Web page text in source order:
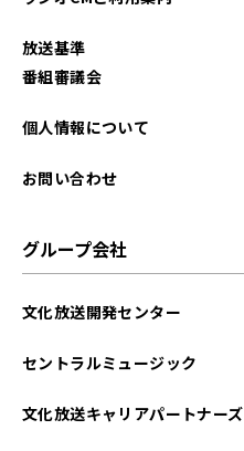
2023年05月
2023年02月
放送基準
番組審議会
個人情報について
お問い合わせ
グループ会社
文化放送開発センター
セントラルミュージック
文化放送キャリアパートナーズ